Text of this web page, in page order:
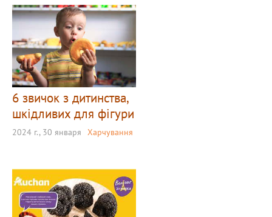
6 звичок з дитинства,
шкідливих для фігури
2024 г., 30 января Харчування